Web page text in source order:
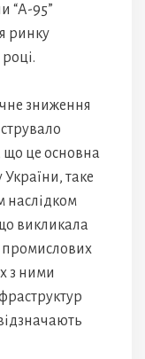
“А-95”
ринку
зниження
що це основна
таке
наслідком
викликала
промислових
з ними